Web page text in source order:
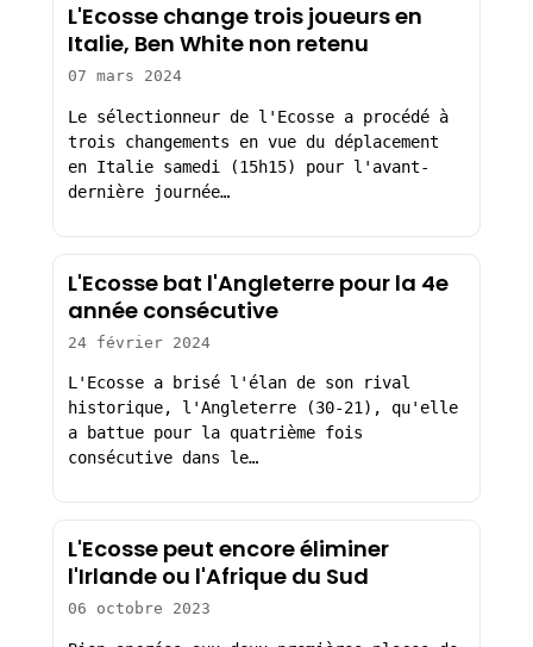
L'Ecosse change trois joueurs en
Italie, Ben White non retenu
07 mars 2024
Le sélectionneur de l'Ecosse a procédé à
trois changements en vue du déplacement
en Italie samedi (15h15) pour l'avant-
dernière journée…
L'Ecosse bat l'Angleterre pour la 4e
année consécutive
24 février 2024
L'Ecosse a brisé l'élan de son rival
historique, l'Angleterre (30-21), qu'elle
a battue pour la quatrième fois
consécutive dans le…
L'Ecosse peut encore éliminer
l'Irlande ou l'Afrique du Sud
06 octobre 2023